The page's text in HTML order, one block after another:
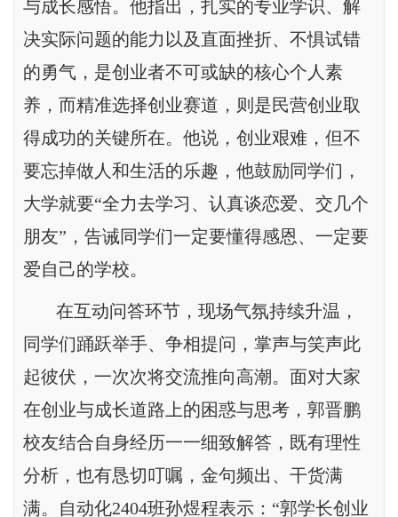
与成长感悟。他指出，扎实的专业学识、解
决实际问题的能力以及直面挫折、不惧试错
的勇气，是创业者不可或缺的核心个人素
养，而精准选择创业赛道，则是民营创业取
得成功的关键所在。他说，创业艰难，但不
要忘掉做人和生活的乐趣，他鼓励同学们，
大学就要“全力去学习、认真谈恋爱、交几个
朋友”，告诫同学们一定要懂得感恩、一定要
爱自己的学校。
在互动问答环节，现场气氛持续升温，
同学们踊跃举手、争相提问，掌声与笑声此
起彼伏，一次次将交流推向高潮。面对大家
在创业与成长道路上的困惑与思考，郭晋鹏
校友结合自身经历一一细致解答，既有理性
分析，也有恳切叮嘱，金句频出、干货满
满。自动化2404班孙煜程表示：“郭学长创业